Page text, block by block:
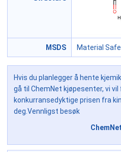
MSDS Material
Hvis du planlegger å hente
gå til ChemNet kjøpesenter, vi
konkurransedyktige prisen fra
deg.Vennligst besøk
ChemNet